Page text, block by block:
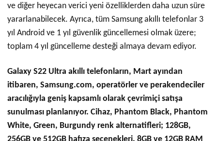
ve diğer heyecan verici yeni özelliklerden daha uzun süre
yararlanabilecek. Ayrıca, tüm Samsung akıllı telefonlar 3
yıl Android ve 1 yıl güvenlik güncellemesi olmak üzere;
toplam 4 yıl güncelleme desteği almaya devam ediyor.
Galaxy S22 Ultra akıllı telefonların, Mart ayından
itibaren, Samsung.com, operatörler ve perakendeciler
aracılığıyla geniş kapsamlı olarak çevrimiçi satışa
sunulması planlanıyor. Cihaz, Phantom Black, Phantom
White, Green, Burgundy renk alternatifleri; 128GB,
256GB ve 512GB hafıza seçenekleri, 8GB ve 12GB RAM